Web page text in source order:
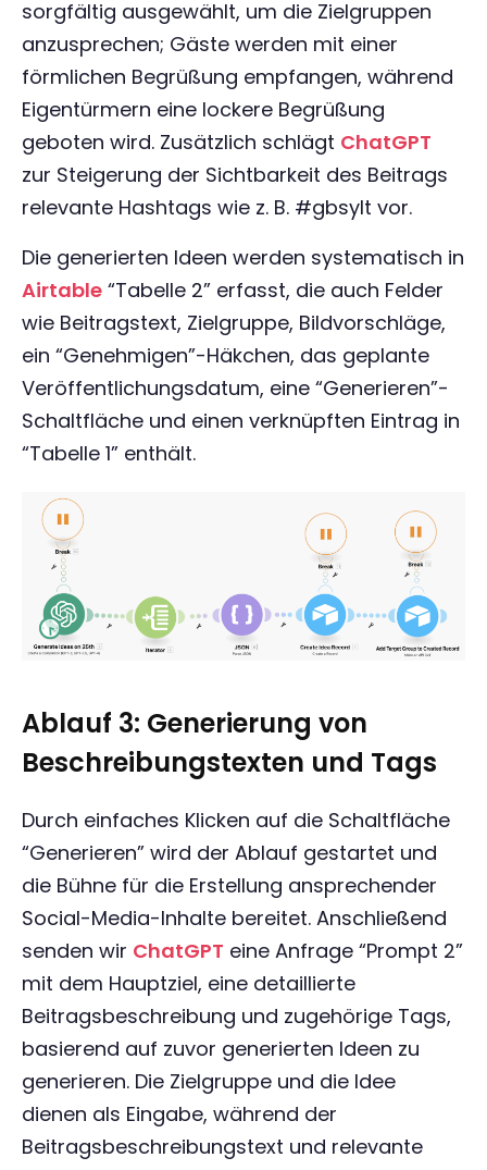
sorgfältig ausgewählt, um die Zielgruppen
anzusprechen; Gäste werden mit einer
förmlichen Begrüßung empfangen, während
Eigentürmern eine lockere Begrüßung
geboten wird. Zusätzlich schlägt ChatGPT
zur Steigerung der Sichtbarkeit des Beitrags
relevante Hashtags wie z. B. #gbsylt vor.
Die generierten Ideen werden systematisch in
Airtable “Tabelle 2” erfasst, die auch Felder
wie Beitragstext, Zielgruppe, Bildvorschläge,
ein “Genehmigen”-Häkchen, das geplante
Veröffentlichungsdatum, eine “Generieren”-
Schaltfläche und einen verknüpften Eintrag in
“Tabelle 1” enthält.
Ablauf 3: Generierung von
Beschreibungstexten und Tags
Durch einfaches Klicken auf die Schaltfläche
“Generieren” wird der Ablauf gestartet und
die Bühne für die Erstellung ansprechender
Social-Media-Inhalte bereitet. Anschließend
senden wir ChatGPT eine Anfrage “Prompt 2”
mit dem Hauptziel, eine detaillierte
Beitragsbeschreibung und zugehörige Tags,
basierend auf zuvor generierten Ideen zu
generieren. Die Zielgruppe und die Idee
dienen als Eingabe, während der
Beitragsbeschreibungstext und relevante